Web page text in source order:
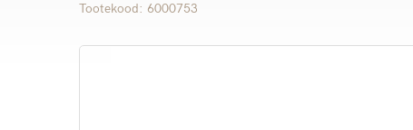
Tootekood: 6000753